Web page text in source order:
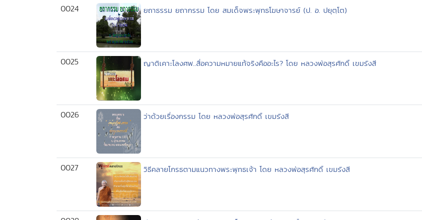
0024 ยถาธรรม ยถากรรม โดย สมเด็จพระพุทธโฆษาจารย์ (ป. อ. ปยุตฺโต)
0025 ญาติเคาะโลงศพ..สื่อความหมายแท้จริงคืออะไร? โดย หลวงพ่อสุรศักดิ์ เขมรังสี
0026 ว่าด้วยเรื่องกรรม โดย หลวงพ่อสุรศักดิ์ เขมรังสี
0027 วิธีคลายโกรธตามแนวทางพระพุทธเจ้า โดย หลวงพ่อสุรศักดิ์ เขมรังสี